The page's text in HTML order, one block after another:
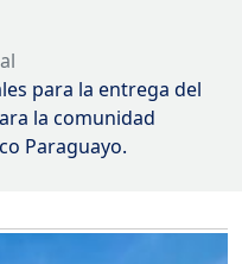
para la entrega del
la comunidad
Paraguayo.